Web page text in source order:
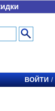
ВОЙТИ /